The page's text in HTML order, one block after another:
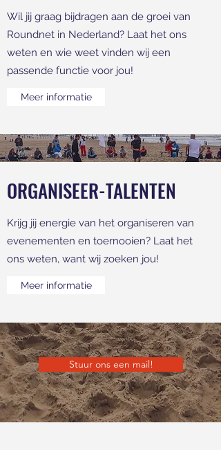
Wil jij graag bijdragen aan de groei van
Roundnet in Nederland? Laat het ons
weten en wie weet vinden wij een
passende functie voor jou!
Meer informatie
ORGANISEER-TALENTEN
Krijg jij energie van het organiseren van
evenementen en toernooien? Laat het
ons weten, want wij zoeken jou!
Meer informatie
Stuur ons een mail!